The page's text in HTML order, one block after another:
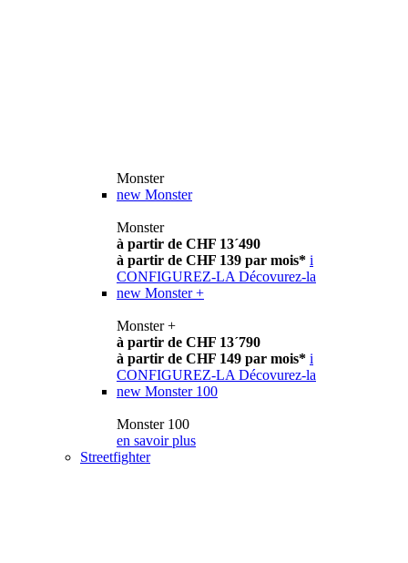
Monster
new Monster
Monster
à partir de CHF 13´490
à partir de CHF 139 par mois* i
CONFIGUREZ-LA Décovurez-la
new Monster +
Monster +
à partir de CHF 13´790
à partir de CHF 149 par mois* i
CONFIGUREZ-LA Décovurez-la
new Monster 100
Monster 100
en savoir plus
Streetfighter